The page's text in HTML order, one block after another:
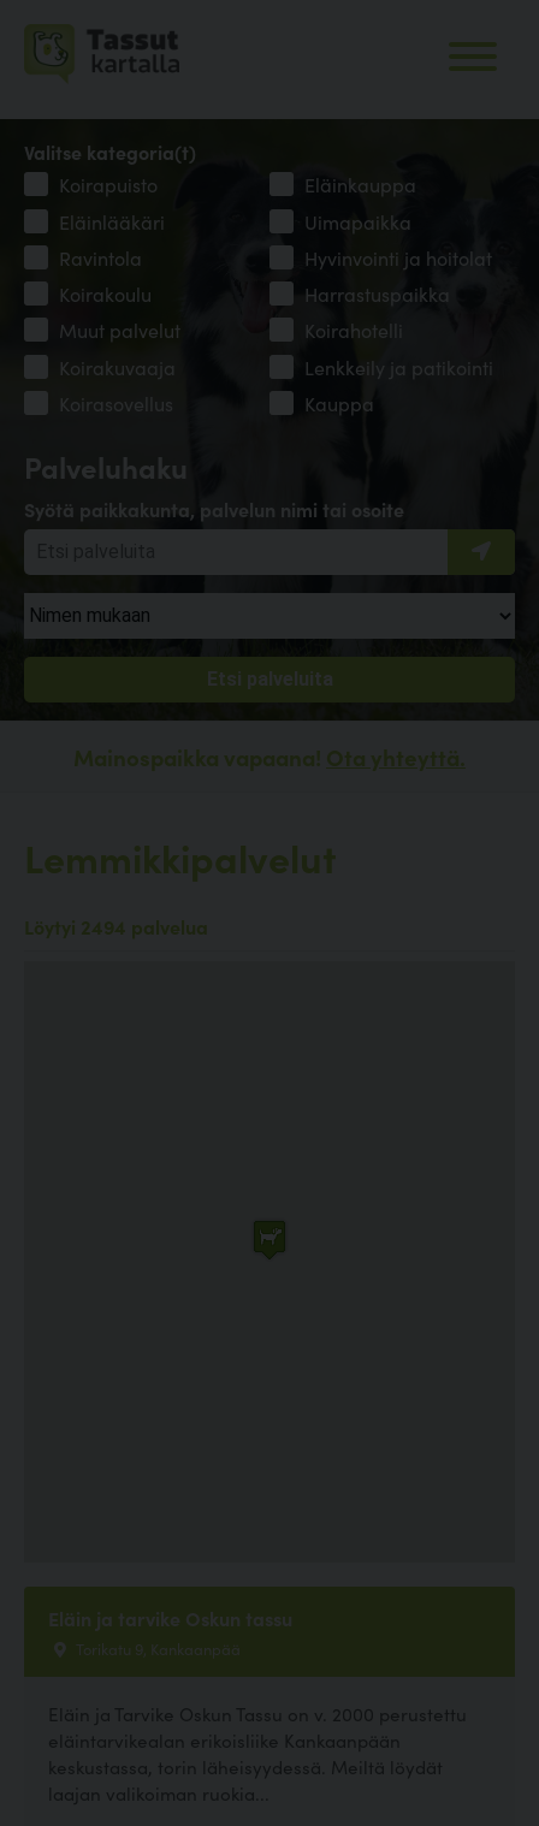
Palveluhaku
Syötä paikkakunta, palvelun nimi tai osoite
Valitse kategoria(t)
Koirapuisto
Eläinkauppa
Eläinlääkäri
Uimapaikka
Ravintola
Hyvinvointi ja hoitolat
Koirakoulu
Harrastuspaikka
Muut palvelut
Koirahotelli
Koirakuvaaja
Lenkkeily ja patikointi
Koirasovellus
Kauppa
Mainospaikka vapaana! Ota yhteyttä.
Lemmikkipalvelut
Löytyi 2494 palvelua
Eläin ja tarvike Oskun tassu
Torikatu 9, Kankaanpää
Eläin ja Tarvike Oskun Tassu on v. 2000 perustettu
eläintarvikealan erikoisliike Kankaanpään
keskustassa, torin läheisyydessä. Meiltä löydät
laajan valikoiman ruokia...